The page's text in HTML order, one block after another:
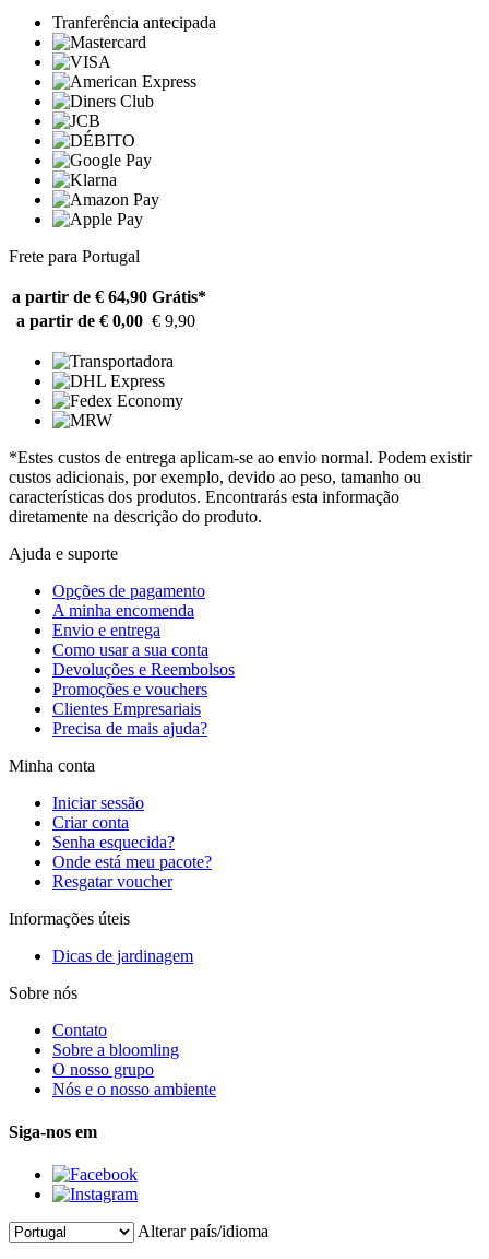
Tranferência antecipada
Frete para Portugal
a partir de € 64,90 Grátis*
a partir de € 0,00 € 9,90
*Estes custos de entrega aplicam-se ao envio normal. Podem existir
custos adicionais, por exemplo, devido ao peso, tamanho ou
características dos produtos. Encontrarás esta informação
diretamente na descrição do produto.
Ajuda e suporte
Opções de pagamento
A minha encomenda
Envio e entrega
Como usar a sua conta
Devoluções e Reembolsos
Promoções e vouchers
Clientes Empresariais
Precisa de mais ajuda?
Minha conta
Iniciar sessão
Criar conta
Senha esquecida?
Onde está meu pacote?
Resgatar voucher
Informações úteis
Dicas de jardinagem
Sobre nós
Contato
Sobre a bloomling
O nosso grupo
Nós e o nosso ambiente
Siga-nos em
Alterar país/idioma